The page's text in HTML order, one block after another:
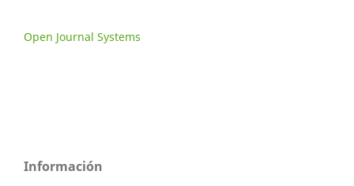
Open Journal Systems
Información